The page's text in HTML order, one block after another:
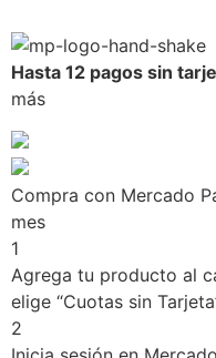
Hasta 12 pagos sin
más
Compra con Mercado
mes
1
Agrega tu producto al
elige “Cuotas sin
2